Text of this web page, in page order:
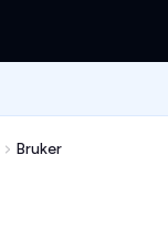
Bruker